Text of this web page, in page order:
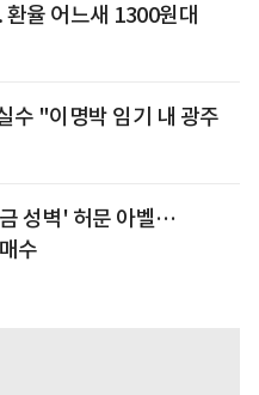
율 어느새 1300원대
수 "이명박 임기 내 광주
성벽' 허문 아벨…
수